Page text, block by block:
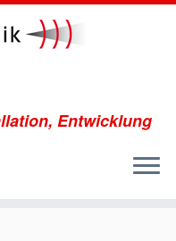
Entwicklung